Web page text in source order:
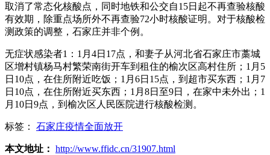
取消了常态化核酸点，同时地铁和公交自15日起不再查验核酸
有效期，除重点场所外不再查验72小时核酸证明。对于核酸检
测政策的调整，石家庄并非个例。
无症状感染者1：1月4日17点，和妻子从河北省石家庄市藁城
区增村镇杨马村繁荣南街开车到租住的榆次区高村住所；1月5
日10点，在住所附近吃饭；1月6日15点，到超市买东西；1月7
日10点，在住所附近买东西；1月8日至9日，在家中未外出；1
月10日9点，到榆次区人民医院进行核酸检测。
标签： 石家庄疫情全面放开
本文地址： http://www.ffidc.cn/31907.html